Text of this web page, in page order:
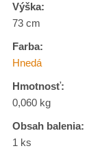
Výška:
73 cm
Farba:
Hnedá
Hmotnosť:
0,060 kg
Obsah balenia:
1 ks